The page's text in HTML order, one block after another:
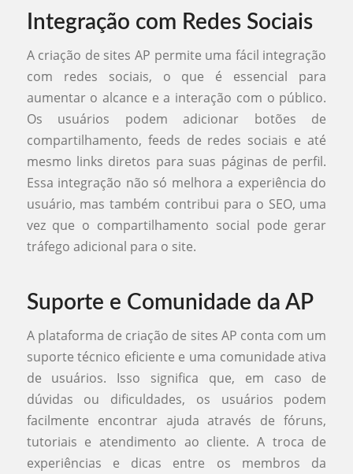
Integração com Redes Sociais
A criação de sites AP permite uma fácil integração
com redes sociais, o que é essencial para
aumentar o alcance e a interação com o público.
Os usuários podem adicionar botões de
compartilhamento, feeds de redes sociais e até
mesmo links diretos para suas páginas de perfil.
Essa integração não só melhora a experiência do
usuário, mas também contribui para o SEO, uma
vez que o compartilhamento social pode gerar
tráfego adicional para o site.
Suporte e Comunidade da AP
A plataforma de criação de sites AP conta com um
suporte técnico eficiente e uma comunidade ativa
de usuários. Isso significa que, em caso de
dúvidas ou dificuldades, os usuários podem
facilmente encontrar ajuda através de fóruns,
tutoriais e atendimento ao cliente. A troca de
experiências e dicas entre os membros da